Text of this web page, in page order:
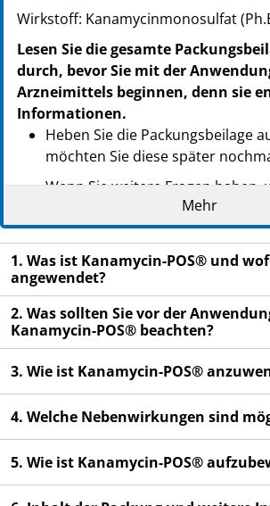
Wirkstoff: Kanamycinmonosulfat
Lesen Sie die gesamte
durch, bevor Sie mit der
Arzneimittels beginnen, denn sie
Informationen.
Heben Sie die Packungsbeilage
möchten Sie diese später
Wenn Sie weitere Fragen haben,
an Ihren Arzt oder Apotheker.
Dieses Arzneimittel wurde Ihnen
verschrieben. Geben Sie es
Es kann anderen Menschen
diese die gleichen Beschwerden
Wenn Sie Nebenwirkungen
sich an Ihren Arzt oder
für Nebenwirkungen, die nicht in
Packungsbeilage angegeben
4.
Mehr
1. Was ist Kanamycin-POS® und
angewendet?
2. Was sollten Sie vor der
Kanamycin-POS® beachten?
3. Wie ist Kanamycin-POS®
4. Welche Nebenwirkungen sind
5. Wie ist Kanamycin-POS®